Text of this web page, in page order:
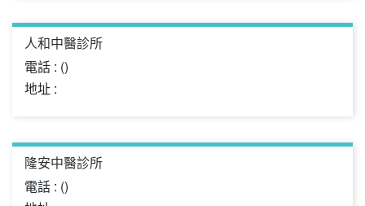
人和中醫診所
電話 : ()
地址 :
隆安中醫診所
電話 : ()